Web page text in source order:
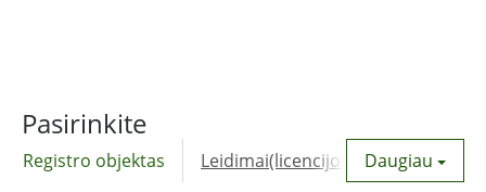
Pasirinkite
Registro objektas Leidimai(licencijos) Daugiau